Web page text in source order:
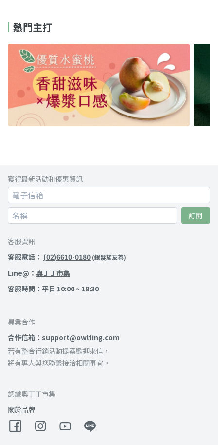
熱門主打
獲得最新活動和優惠資訊
訂閱
客服資訊
客服電話： (02)6610-0180 (銀髮族友善)
Line@： 奧丁丁市集
客服時間：平日 10:00 ~ 18:30
異業合作
合作信箱：support@owlting.com
若有整合行銷活動提案歡迎來信，
將有專人與您聯繫接洽相關事宜。
認識奧丁丁市集
關於品牌